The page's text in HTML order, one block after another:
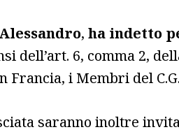
, ha indetto
dell’art. 6, comma 2,
i Membri del
saranno inoltre